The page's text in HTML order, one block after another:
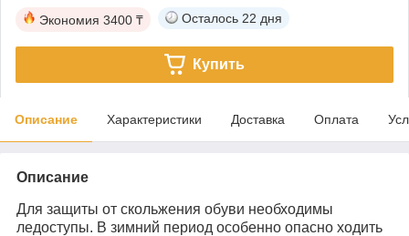
Экономия 3400 ₸ Осталось 22 дня
Купить
Описание Характеристики Доставка Оплата
Описание
Для защиты от скольжения обуви необходимы
ледоступы. В зимний период особенно опасно ходить